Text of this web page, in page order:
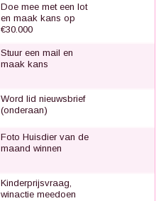
Doe mee met een lot
en maak kans op
€30.000
Stuur een mail en
maak kans
Word lid nieuwsbrief
(onderaan)
Foto Huisdier van de
maand winnen
Kinderprijsvraag,
winactie meedoen